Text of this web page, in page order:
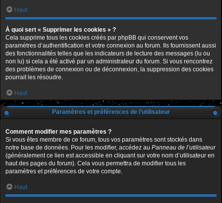
Haut
À quoi sert « Supprimer les cookies » ?
Cela supprime tous les cookies créés par phpBB qui conservent vos
paramètres d’authentification et votre connexion au forum. Ils fournissent aussi
des fonctionnalités telles que les indicateurs de lecture des messages (lu ou
non lu) si cela a été activé par un administrateur du forum. Si vous rencontrez
des problèmes de connexion ou de déconnexion, la suppression des cookies
pourrait les résoudre.
Haut
Paramètres et préférences de l’utilisateur
Comment modifier mes paramètres ?
Si vous êtes membre de ce forum, tous vos paramètres sont stockés dans
notre base de données. Pour les modifier, accédez au Panneau de l’utilisateur
(généralement ce lien est accessible en cliquant sur votre nom d’utilisateur en
haut des pages du forum). Cela vous permettra de modifier tous les
paramètres et préférences de votre compte.
Haut